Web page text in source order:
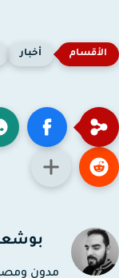
أخبار
مدون